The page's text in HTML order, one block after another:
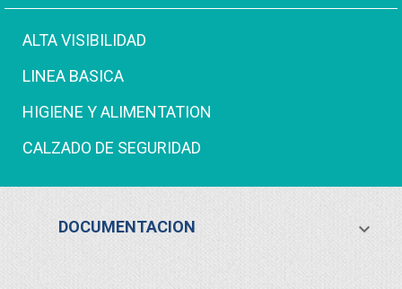
ALTA VISIBILIDAD
LINEA BASICA
HIGIENE Y ALIMENTATION
CALZADO DE SEGURIDAD
DOCUMENTACION 